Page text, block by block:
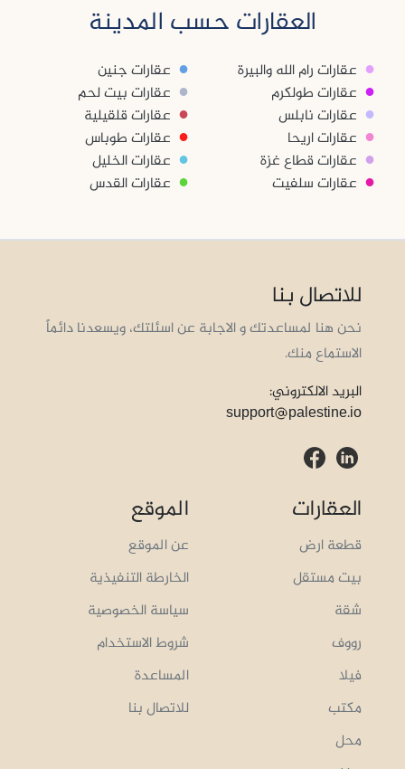
العقارات حسب المدينة
● عقارات رام الله والبيرة ● عقارات جنين
● عقارات طولكرم ● عقارات بيت لحم
● عقارات نابلس ● عقارات قلقيلية
● عقارات اريحا ● عقارات طوباس
● عقارات قطاع غزة ● عقارات الخليل
● عقارات سلفيت ● عقارات القدس
للاتصال بنا
نحن هنا لمساعدتك و الاجابة عن اسئلتك، ويسعدنا دائماً
الاستماع منك.
البريد الالكتروني:
support
palestine.io
العقارات
قطعة ارض
بيت مستقل
شقة
رووف
فيلا
مكتب
محل
الموقع
عن الموقع
الخارطة التنفيذية
سياسة الخصوصية
شروط الاستخدام
المساعدة
للاتصال بنا